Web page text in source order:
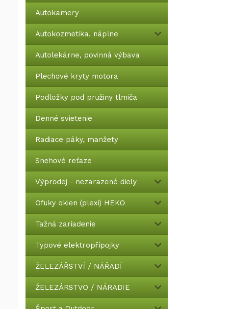
Autokamery
Autokozmetika, náplne
Autolekárne, povinná výbava
Plechové kryty motora
Podložky pod pružiny tlmiča
Denné svietenie
Radiace páky, manžety
Snehové reťaze
Výprodej - nezarazené diely
Ofuky okien (plexi) HEKO
Tažná zariadenie
Typové elektropřípojky
ŽELEZÁŘSTVÍ / NÁŘADÍ
ŽELEZÁRSTVO / NÁRADIE